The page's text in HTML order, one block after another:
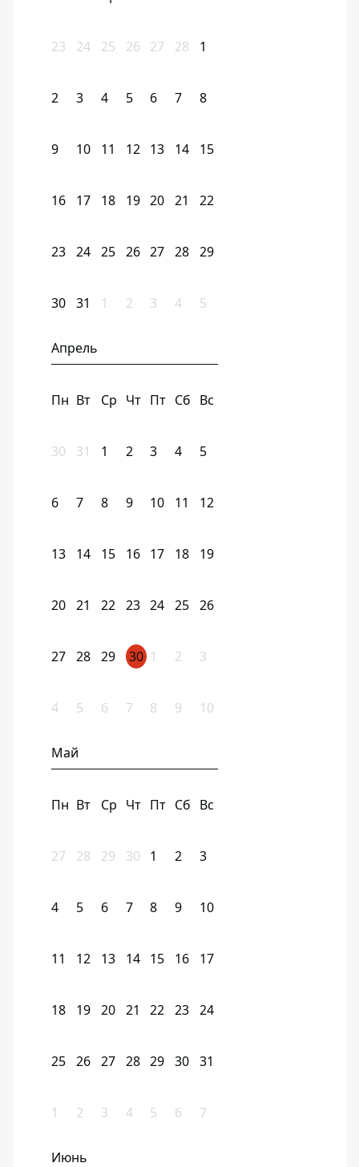
23 24 25 26 27 28 1
2 3 4 5 6 7 8
9 10 11 12 13 14 15
16 17 18 19 20 21 22
23 24 25 26 27 28 29
30 31 1 2 3 4 5
Апрель
Пн Вт Ср Чт Пт Сб Вс
30 31 1 2 3 4 5
6 7 8 9 10 11 12
13 14 15 16 17 18 19
20 21 22 23 24 25 26
27 28 29 30 1 2 3
4 5 6 7 8 9 10
Май
Пн Вт Ср Чт Пт Сб Вс
27 28 29 30 1 2 3
4 5 6 7 8 9 10
11 12 13 14 15 16 17
18 19 20 21 22 23 24
25 26 27 28 29 30 31
1 2 3 4 5 6 7
Июнь